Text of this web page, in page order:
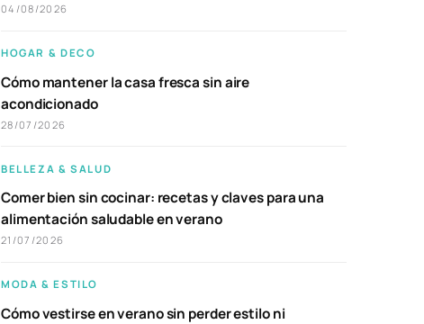
04/08/2026
HOGAR & DECO
Cómo mantener la casa fresca sin aire
acondicionado
28/07/2026
BELLEZA & SALUD
Comer bien sin cocinar: recetas y claves para una
alimentación saludable en verano
21/07/2026
MODA & ESTILO
Cómo vestirse en verano sin perder estilo ni